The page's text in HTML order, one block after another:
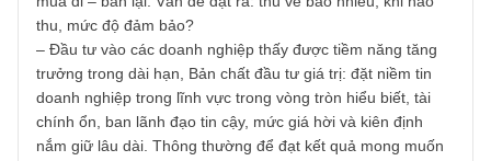
– Đầu tư giá trị theo góc nhìn của mình xem cổ phiếu như
cổ máy tạo tiền. Warrant Buffett nói sẽ giữ cổ phiếu mãi
miễn là nó tạo ra một dòng tiền về chủ sở hữu (Owner
earnings) tốt và bền vững. Ông tính toán giá trị nội tại
mức chiết khấu hợp lý dòng tiền tương lai (dễ đoán), gần
giống trái phiếu. Nó tương tự như cách tư duy tiến sĩ Alan